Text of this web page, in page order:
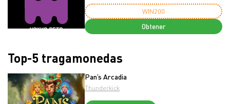
WIN200
Obtener
Top-5 tragamonedas
Pan’s Arcadia
Thunderkick